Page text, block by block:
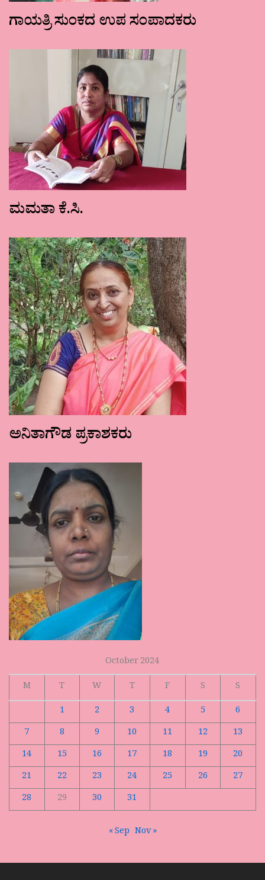
ಗಾಯತ್ರಿ ಸುಂಕದ ಉಪ ಸಂಪಾದಕರು
ಮಮತಾ ಕೆ.ಸಿ.
ಅನಿತಾಗೌಡ ಪ್ರಕಾಶಕರು
October 2024
M
T W T F S
S
1
2 3 4 5
6
7
8 9 10 11 12
13
14
15 16 17 18 19
20
21
22 23 24 25 26
27
28
29 30 31
« Sep Nov »